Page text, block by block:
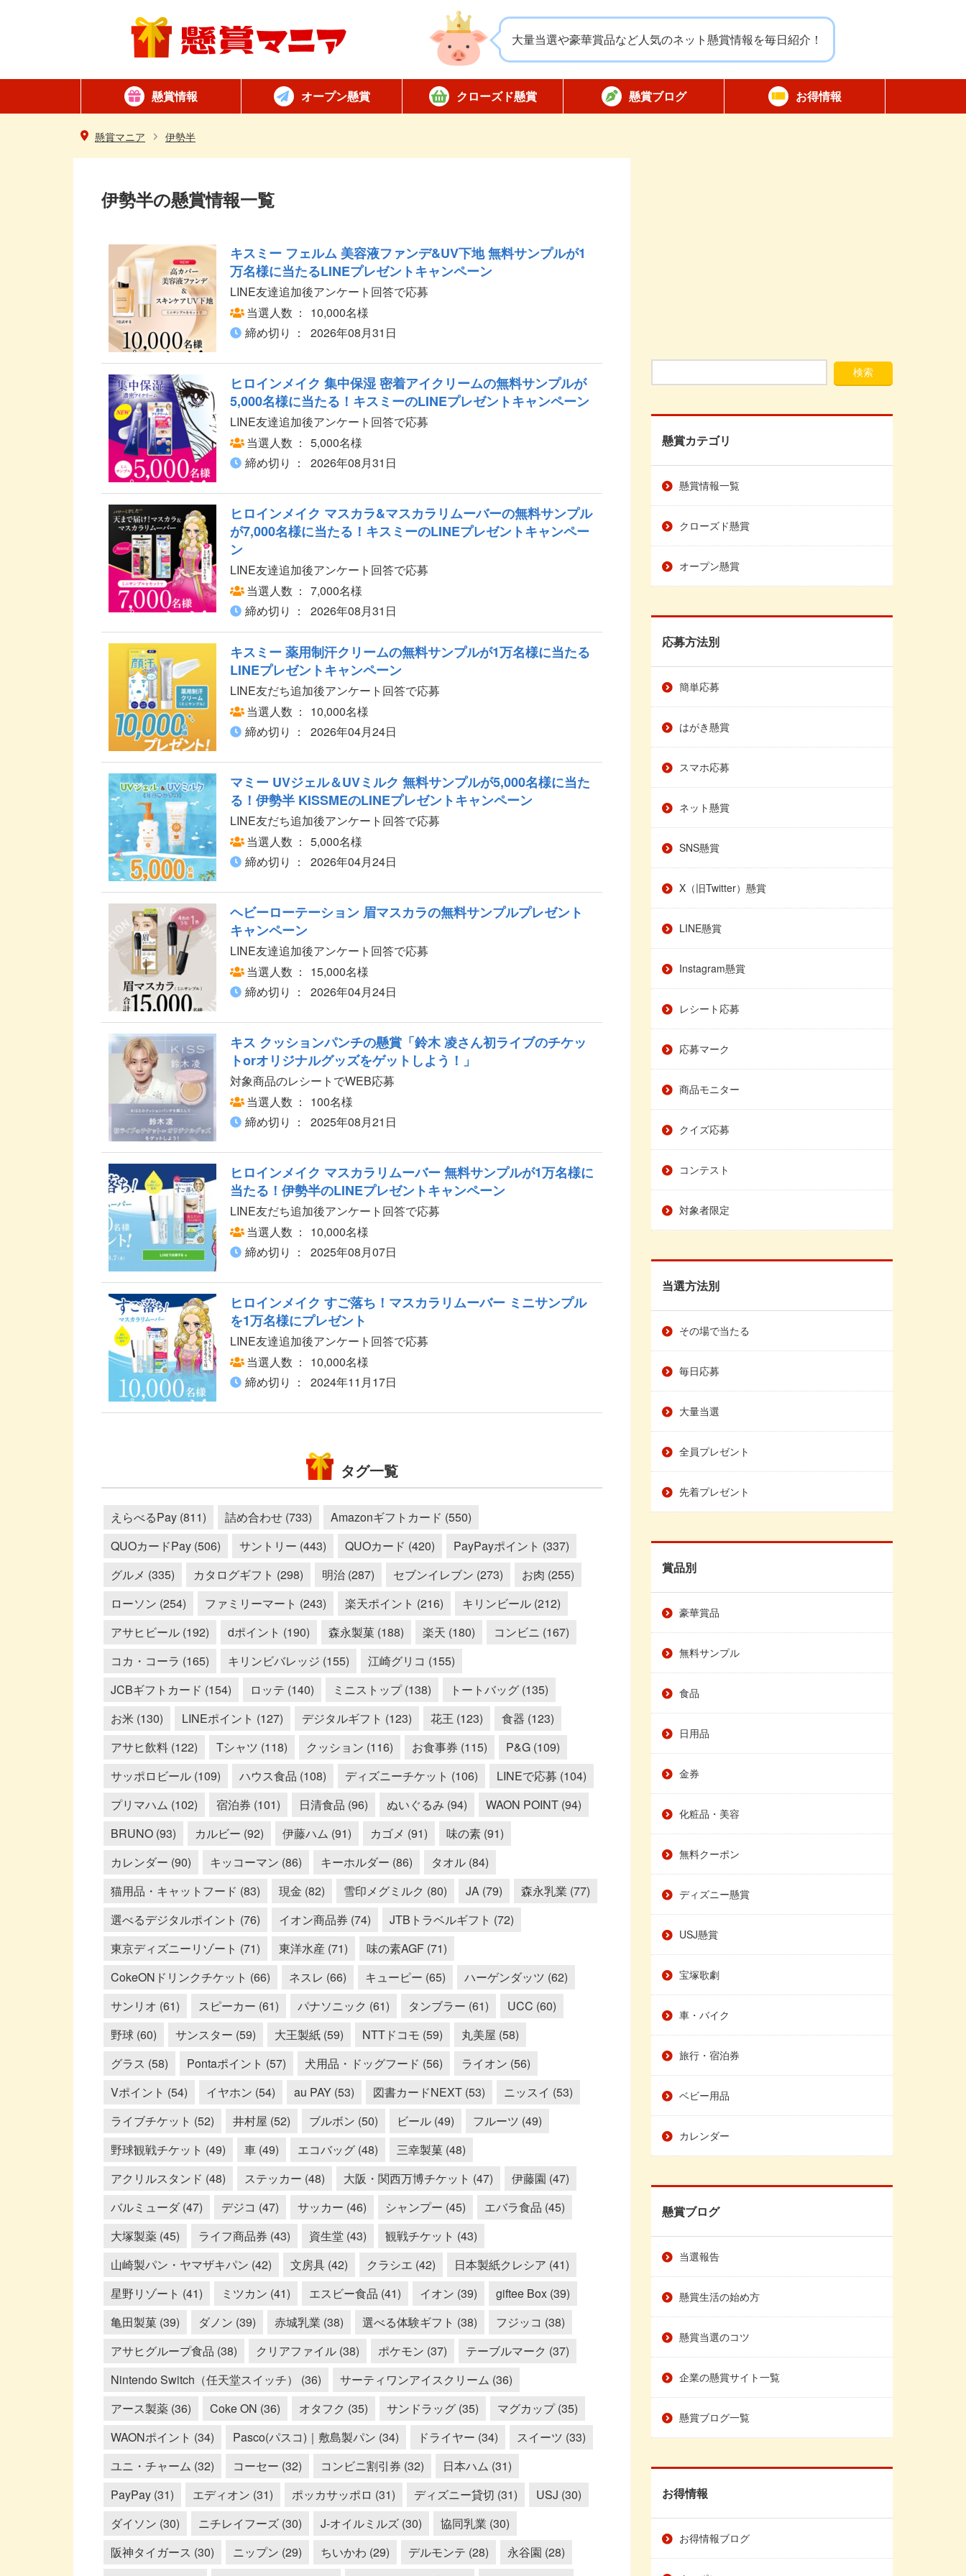
大量当選や豪華賞品など人気のネット懸賞情報を毎日紹介！
懸賞情報
ネット懸賞
はがき懸賞
懸賞カテゴリ一覧
オープン懸賞 クローズド懸賞 懸賞ブログ お得情報
懸賞マニア 伊勢半
伊勢半の懸賞情報一覧
キスミー フェルム 美容液ファンデ&UV下地 無料サンプルが1
万名様に当たるLINEプレゼントキャンペーン
LINE友達追加後アンケート回答で応募
当選人数
10,000名様
締め切り
2026年08月31日
ヒロインメイク 集中保湿 密着アイクリームの無料サンプルが
5,000名様に当たる！キスミーのLINEプレゼントキャンペーン
LINE友達追加後アンケート回答で応募
当選人数
5,000名様
締め切り
2026年08月31日
ヒロインメイク マスカラ&マスカラリムーバーの無料サンプル
が7,000名様に当たる！キスミーのLINEプレゼントキャンペー
ン
LINE友達追加後アンケート回答で応募
当選人数
7,000名様
締め切り
2026年08月31日
キスミー 薬用制汗クリームの無料サンプルが1万名様に当たる
LINEプレゼントキャンペーン
LINE友だち追加後アンケート回答で応募
当選人数
10,000名様
締め切り
2026年04月24日
マミー UVジェル＆UVミルク 無料サンプルが5,000名様に当た
る！伊勢半 KISSMEのLINEプレゼントキャンペーン
LINE友だち追加後アンケート回答で応募
当選人数
5,000名様
締め切り
2026年04月24日
ヘビーローテーション 眉マスカラの無料サンプルプレゼント
キャンペーン
LINE友達追加後アンケート回答で応募
当選人数
15,000名様
締め切り
2026年04月24日
キス クッションパンチの懸賞「鈴木 凌さん初ライブのチケッ
トorオリジナルグッズをゲットしよう！」
対象商品のレシートでWEB応募
当選人数
100名様
締め切り
2025年08月21日
ヒロインメイク マスカラリムーバー 無料サンプルが1万名様に
当たる！伊勢半のLINEプレゼントキャンペーン
LINE友だち追加後アンケート回答で応募
当選人数
10,000名様
締め切り
2025年08月07日
ヒロインメイク すご落ち！マスカラリムーバー ミニサンプル
を1万名様にプレゼント
LINE友達追加後アンケート回答で応募
当選人数
10,000名様
締め切り
2024年11月17日
タグ一覧
えらべるPay (811) 詰め合わせ (733)
Amazonギフトカード (550)
QUOカードPay (506)
サントリー (443) QUOカード (420)
PayPayポイント (337)
グルメ (335)
カタログギフト (298) 明治 (287) セブンイレブン (273)
お肉 (255)
ローソン (254)
ファミリーマート (243) 楽天ポイント (216)
キリンビール (212)
アサヒビール (192)
dポイント (190) 森永製菓 (188) 楽天 (180)
コンビニ (167)
コカ・コーラ (165)
キリンビバレッジ (155)
江崎グリコ (155)
JCBギフトカード (154)
ロッテ (140) ミニストップ (138)
トートバッグ (135)
お米 (130)
LINEポイント (127) デジタルギフト (123) 花王 (123)
食器 (123)
アサヒ飲料 (122)
Tシャツ (118) クッション (116) お食事券 (115)
P&G (109)
サッポロビール (109)
ハウス食品 (108) ディズニーチケット (106)
LINEで応募 (104)
プリマハム (102)
宿泊券 (101) 日清食品 (96) ぬいぐるみ (94)
WAON POINT (94)
BRUNO (93)
カルビー (92) 伊藤ハム (91) カゴメ (91)
味の素 (91)
カレンダー (90)
キッコーマン (86) キーホルダー (86)
タオル (84)
猫用品・キャットフード (83)
現金 (82) 雪印メグミルク (80) JA (79)
森永乳業 (77)
選べるデジタルポイント (76)
イオン商品券 (74)
JTBトラベルギフト (72)
東京ディズニーリゾート (71)
東洋水産 (71)
味の素AGF (71)
CokeONドリンクチケット (66)
ネスレ (66) キューピー (65)
ハーゲンダッツ (62)
サンリオ (61)
スピーカー (61) パナソニック (61) タンブラー (61)
UCC (60)
野球 (60)
サンスター (59) 大王製紙 (59) NTTドコモ (59)
丸美屋 (58)
グラス (58)
Pontaポイント (57) 犬用品・ドッグフード (56)
ライオン (56)
Vポイント (54)
イヤホン (54) au PAY (53) 図書カードNEXT (53)
ニッスイ (53)
ライブチケット (52)
井村屋 (52) ブルボン (50) ビール (49)
フルーツ (49)
野球観戦チケット (49)
車 (49) エコバッグ (48)
三幸製菓 (48)
アクリルスタンド (48)
ステッカー (48) 大阪・関西万博チケット (47)
伊藤園 (47)
バルミューダ (47)
デジコ (47) サッカー (46) シャンプー (45)
エバラ食品 (45)
大塚製薬 (45)
ライフ商品券 (43) 資生堂 (43)
観戦チケット (43)
山崎製パン・ヤマザキパン (42)
文房具 (42) クラシエ (42)
日本製紙クレシア (41)
星野リゾート (41)
ミツカン (41) エスビー食品 (41) イオン (39)
giftee Box (39)
亀田製菓 (39)
ダノン (39) 赤城乳業 (38) 選べる体験ギフト (38)
フジッコ (38)
アサヒグループ食品 (38)
クリアファイル (38) ポケモン (37)
テーブルマーク (37)
Nintendo Switch（任天堂スイッチ） (36)
サーティワンアイスクリーム (36)
アース製薬 (36)
Coke ON (36) オタフク (35) サンドラッグ (35)
マグカップ (35)
WAONポイント (34)
Pasco(パスコ)｜敷島製パン (34) ドライヤー (34)
スイーツ (33)
ユニ・チャーム (32)
コーセー (32) コンビニ割引券 (32)
日本ハム (31)
PayPay (31)
エディオン (31) ポッカサッポロ (31) ディズニー貸切 (31)
USJ (30)
ダイソン (30)
ニチレイフーズ (30) J-オイルミルズ (30)
協同乳業 (30)
阪神タイガース (30)
ニップン (29) ちいかわ (29) デルモンテ (28)
永谷園 (28)
懸賞カテゴリ
懸賞情報一覧
クローズド懸賞
オープン懸賞
応募方法別
簡単応募
はがき懸賞
スマホ応募
ネット懸賞
SNS懸賞
X（旧Twitter）懸賞
LINE懸賞
Instagram懸賞
レシート応募
応募マーク
商品モニター
クイズ応募
コンテスト
対象者限定
当選方法別
その場で当たる
毎日応募
大量当選
全員プレゼント
先着プレゼント
賞品別
豪華賞品
無料サンプル
食品
日用品
金券
化粧品・美容
無料クーポン
ディズニー懸賞
USJ懸賞
宝塚歌劇
車・バイク
旅行・宿泊券
ベビー用品
カレンダー
懸賞ブログ
当選報告
懸賞生活の始め方
懸賞当選のコツ
企業の懸賞サイト一覧
懸賞ブログ一覧
お得情報
お得情報ブログ